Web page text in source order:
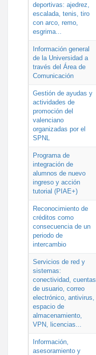
deportivas: ajedrez,
escalada, tenis, tiro
con arco, remo,
esgrima...
Información general
de la Universidad a
través del Área de
Comunicación
Gestión de ayudas y
actividades de
promoción del
valenciano
organizadas por el
SPNL
Programa de
integración de
alumnos de nuevo
ingreso y acción
tutorial (PIAE+)
Reconocimiento de
créditos como
consecuencia de un
periodo de
intercambio
Servicios de red y
sistemas:
conectividad, cuentas
de usuario, correo
electrónico, antivirus,
espacio de
almacenamiento,
VPN, licencias...
Información,
asesoramiento y